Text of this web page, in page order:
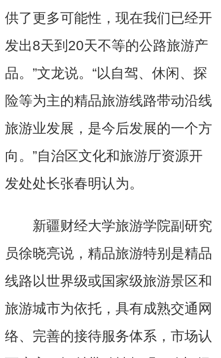
供了更多可能性，现在我们已经开
发出8天到20天不等的公路旅游产
品。”文龙说。“以自驾、休闲、探
险等为主的精品旅游线路带动沿线
旅游业发展，是今后发展的一个方
向。”自治区文化和旅游厅资源开
发处处长张春明认为。
新疆财经大学旅游学院副研究
员徐晓亮说，精品旅游特别是精品
线路以世界级或国家级旅游景区和
旅游城市为依托，具有成熟交通网
络、完善的接待服务体系，市场认